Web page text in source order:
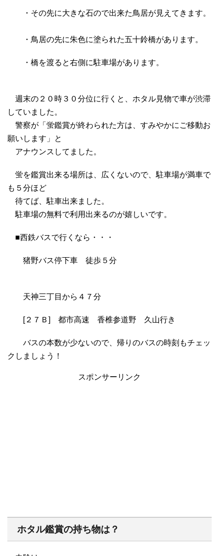
・その先に大きな石ので出来た鳥居が見えてきます。
・鳥居の先に朱色に塗られた五十鈴橋があります。
・橋を渡ると右側に駐車場があります。
週末の２０時３０分位に行くと、ホタル見物で車が渋滞
していました。
警察が「蛍鑑賞が終わられた方は、すみやかにご移動お
願いします」と
アナウンスしてました。
蛍を鑑賞出来る場所は、広くないので、駐車場が満車で
も５分ほど
待てば、駐車出来ました。
駐車場の無料で利用出来るのが嬉しいです。
■西鉄バスで行くなら・・・
猪野バス停下車 徒歩５分
天神三丁目から４７分
[２７Ｂ] 都市高速 香椎参道野 久山行き
バスの本数が少ないので、帰りのバスの時刻もチェッ
クしましょう！
スポンサーリンク
ホタル鑑賞の持ち物は？